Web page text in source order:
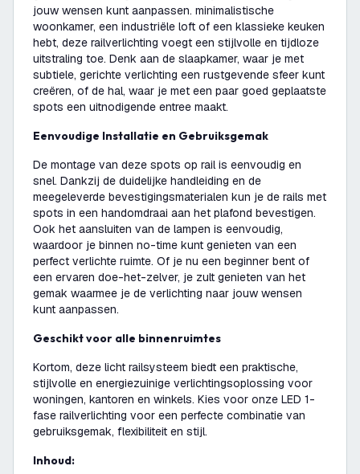
jouw wensen kunt aanpassen. minimalistische
woonkamer, een industriële loft of een klassieke keuken
hebt, deze railverlichting voegt een stijlvolle en tijdloze
uitstraling toe. Denk aan de slaapkamer, waar je met
subtiele, gerichte verlichting een rustgevende sfeer kunt
creëren, of de hal, waar je met een paar goed geplaatste
spots een uitnodigende entree maakt.
Eenvoudige Installatie en Gebruiksgemak
De montage van deze spots op rail is eenvoudig en
snel. Dankzij de duidelijke handleiding en de
meegeleverde bevestigingsmaterialen kun je de rails met
spots in een handomdraai aan het plafond bevestigen.
Ook het aansluiten van de lampen is eenvoudig,
waardoor je binnen no-time kunt genieten van een
perfect verlichte ruimte. Of je nu een beginner bent of
een ervaren doe-het-zelver, je zult genieten van het
gemak waarmee je de verlichting naar jouw wensen
kunt aanpassen.
Geschikt voor alle binnenruimtes
Kortom, deze licht railsysteem biedt een praktische,
stijlvolle en energiezuinige verlichtingsoplossing voor
woningen, kantoren en winkels. Kies voor onze LED 1-
fase railverlichting voor een perfecte combinatie van
gebruiksgemak, flexibiliteit en stijl.
Inhoud: